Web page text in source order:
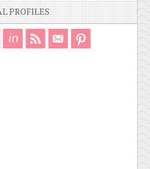
PROFILES